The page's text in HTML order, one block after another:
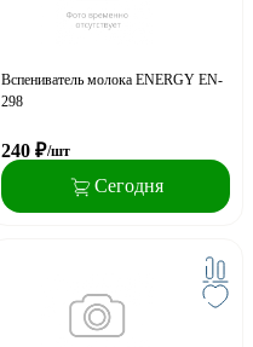
Вспениватель молока ENERGY EN-
298
240 ₽/шт
Сегодня